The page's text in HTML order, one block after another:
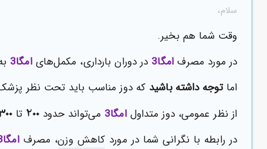
سلام،
وقت شما هم بخیر.
در مورد مصرفامگا3 در دوران بارداری، مکمل‌هایامگا3
اماتوجه داشته باشید که دوز مناسب باید تحت نظر
از نظر عمومی، دوز متداولامگا3 می‌تواند حدود200 تا
در رابطه با نگرانی شما در مورد کاهش وزن، مصرفامگا3